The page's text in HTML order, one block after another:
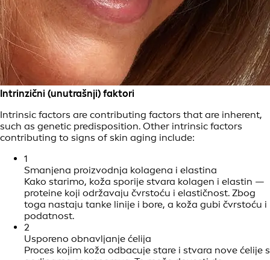
Intrinzični (unutrašnji) faktori
Intrinsic factors are contributing factors that are inherent,
such as genetic predisposition. Other intrinsic factors
contributing to signs of skin aging include:
1
Smanjena proizvodnja kolagena i elastina
Kako starimo, koža sporije stvara kolagen i elastin —
proteine koji održavaju čvrstoću i elastičnost. Zbog
toga nastaju tanke linije i bore, a koža gubi čvrstoću i
podatnost.
2
Usporeno obnavljanje ćelija
Proces kojim koža odbacuje stare i stvara nove ćelije s